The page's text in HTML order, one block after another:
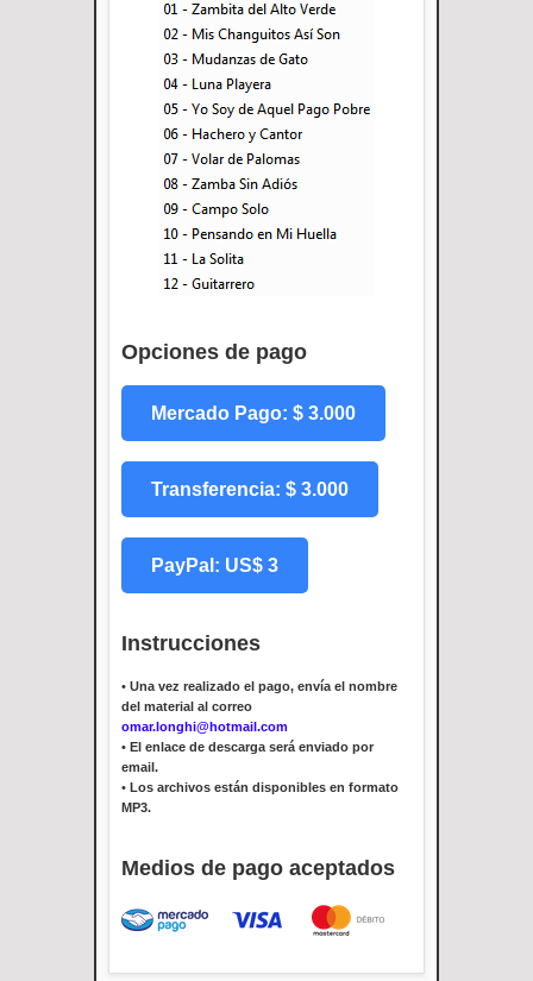
Opciones de pago
Mercado Pago: $ 3.000
Transferencia: $ 3.000
PayPal: US$ 3
Instrucciones
• Una vez realizado el pago, envía el nombre
del material al correo
omar.longhi@hotmail.com
• El enlace de descarga será enviado por
email.
• Los archivos están disponibles en formato
MP3.
Medios de pago aceptados